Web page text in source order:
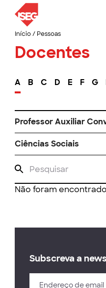
Início/ Pessoas
Docentes
A B C D E F G
Professor Auxiliar
Ciências Sociais
Não foram
Subscreva a